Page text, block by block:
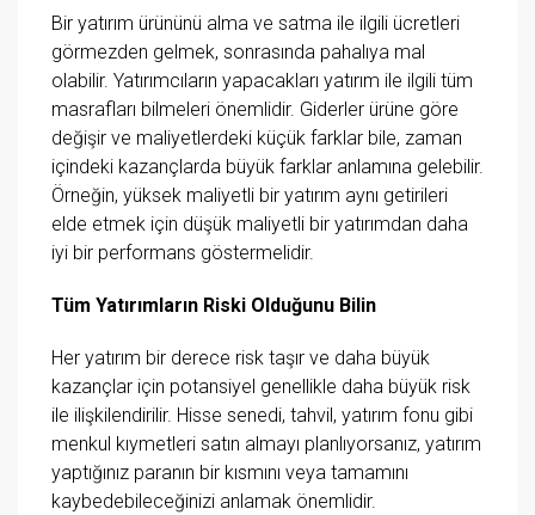
Bir yatırım ürününü alma ve satma ile ilgili ücretleri
görmezden gelmek, sonrasında pahalıya mal
olabilir. Yatırımcıların yapacakları yatırım ile ilgili tüm
masrafları bilmeleri önemlidir. Giderler ürüne göre
değişir ve maliyetlerdeki küçük farklar bile, zaman
içindeki kazançlarda büyük farklar anlamına gelebilir.
Örneğin, yüksek maliyetli bir yatırım aynı getirileri
elde etmek için düşük maliyetli bir yatırımdan daha
iyi bir performans göstermelidir.
Tüm Yatırımların Riski Olduğunu Bilin
Her yatırım bir derece risk taşır ve daha büyük
kazançlar için potansiyel genellikle daha büyük risk
ile ilişkilendirilir. Hisse senedi, tahvil, yatırım fonu gibi
menkul kıymetleri satın almayı planlıyorsanız, yatırım
yaptığınız paranın bir kısmını veya tamamını
kaybedebileceğinizi anlamak önemlidir.